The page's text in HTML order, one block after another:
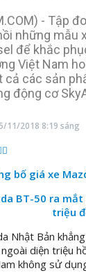
- Tập
những mẫu
để khắc
Việt Nam
cả các sản
động cơ
11/2018 8:19 sáng
bố giá xe
BT-50 ra
triệu
Nhật Bản
diện triệu
không sử